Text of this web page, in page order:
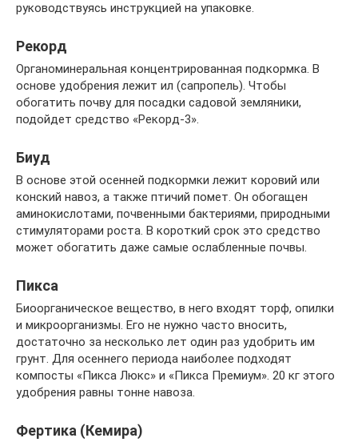
руководствуясь инструкцией на упаковке.
Рекорд
Органоминеральная концентрированная подкормка. В
основе удобрения лежит ил (сапропель). Чтобы
обогатить почву для посадки садовой земляники,
подойдет средство «Рекорд-3».
Биуд
В основе этой осенней подкормки лежит коровий или
конский навоз, а также птичий помет. Он обогащен
аминокислотами, почвенными бактериями, природными
стимуляторами роста. В короткий срок это средство
может обогатить даже самые ослабленные почвы.
Пикса
Биоорганическое вещество, в него входят торф, опилки
и микроорганизмы. Его не нужно часто вносить,
достаточно за несколько лет один раз удобрить им
грунт. Для осеннего периода наиболее подходят
компосты «Пикса Люкс» и «Пикса Премиум». 20 кг этого
удобрения равны тонне навоза.
Фертика (Кемира)